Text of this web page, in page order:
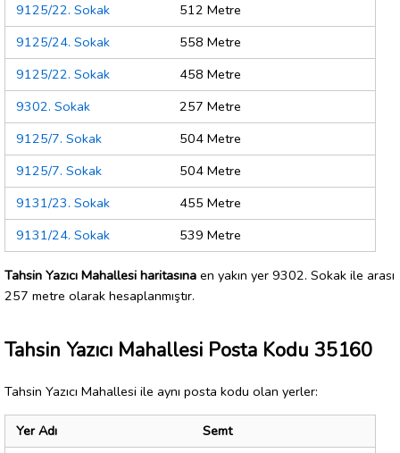
9125/22. Sokak
512 Metre
9125/24. Sokak
558 Metre
9125/22. Sokak
458 Metre
9302. Sokak
257 Metre
9125/7. Sokak
504 Metre
9125/7. Sokak
504 Metre
9131/23. Sokak
455 Metre
9131/24. Sokak
539 Metre
Tahsin Yazıcı Mahallesi haritasına en yakın yer 9302. Sokak ile arası
257 metre olarak hesaplanmıştır.
Tahsin Yazıcı Mahallesi Posta Kodu 35160
Tahsin Yazıcı Mahallesi ile aynı posta kodu olan yerler:
Yer Adı
Semt